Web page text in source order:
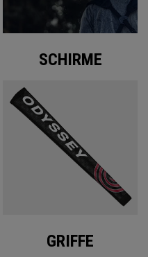
SCHIRME
GRIFFE